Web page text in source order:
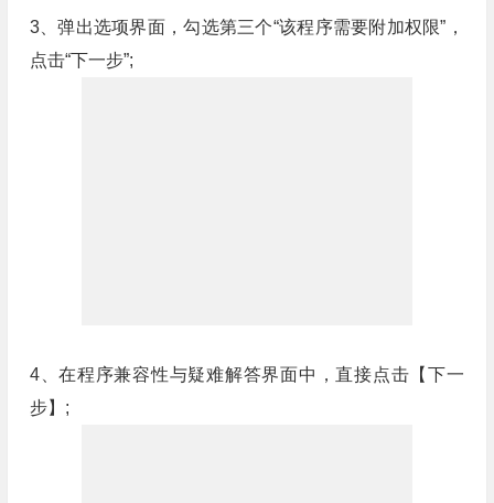
3、弹出选项界面，勾选第三个“该程序需要附加权限”，
点击“下一步”;
4、在程序兼容性与疑难解答界面中，直接点击【下一
步】;